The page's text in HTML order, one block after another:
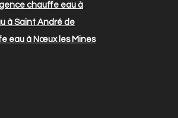
chauffe eau à
à Saint André de
eau à Nœux les Mines